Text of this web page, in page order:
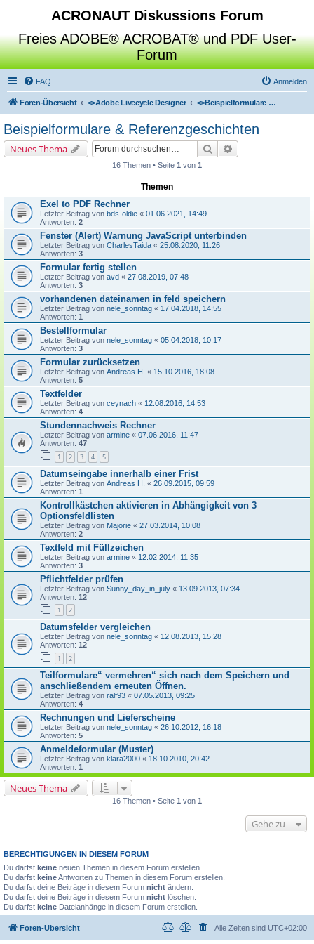
ACRONAUT Diskussions Forum
Freies ADOBE® ACROBAT® und PDF User-
Forum
FAQ Anmelden
Foren-Übersicht <>Adobe Livecycle Designer <>Beispielformulare & Referenzgeschichten
Beispielformulare & Referenzgeschichten
Neues Thema Suche
16 Themen • Seite 1 von 1
Themen
Exel to PDF Rechner
Letzter Beitrag von bds-oldie « 01.06.2021, 14:49
Antworten: 2
Fenster (Alert) Warnung JavaScript unterbinden
Letzter Beitrag von CharlesTaida « 25.08.2020, 11:26
Antworten: 3
Formular fertig stellen
Letzter Beitrag von avd « 27.08.2019, 07:48
Antworten: 3
vorhandenen dateinamen in feld speichern
Letzter Beitrag von nele_sonntag « 17.04.2018, 14:55
Antworten: 1
Bestellformular
Letzter Beitrag von nele_sonntag « 05.04.2018, 10:17
Antworten: 3
Formular zurücksetzen
Letzter Beitrag von Andreas H. « 15.10.2016, 18:08
Antworten: 5
Textfelder
Letzter Beitrag von ceynach « 12.08.2016, 14:53
Antworten: 4
Stundennachweis Rechner
Letzter Beitrag von armine « 07.06.2016, 11:47
Antworten: 47
1 2 3 4 5
Datumseingabe innerhalb einer Frist
Letzter Beitrag von Andreas H. « 26.09.2015, 09:59
Antworten: 1
Kontrollkästchen aktivieren in Abhängigkeit von 3
Optionsfeldlisten
Letzter Beitrag von Majorie « 27.03.2014, 10:08
Antworten: 2
Textfeld mit Füllzeichen
Letzter Beitrag von armine « 12.02.2014, 11:35
Antworten: 3
Pflichtfelder prüfen
Letzter Beitrag von Sunny_day_in_july « 13.09.2013, 07:34
Antworten: 12
1 2
Datumsfelder vergleichen
Letzter Beitrag von nele_sonntag « 12.08.2013, 15:28
Antworten: 12
1 2
Teilformulare“ vermehren“ sich nach dem Speichern und
anschließendem erneuten Öffnen.
Letzter Beitrag von ralf93 « 07.05.2013, 09:25
Antworten: 4
Rechnungen und Lieferscheine
Letzter Beitrag von nele_sonntag « 26.10.2012, 16:18
Antworten: 5
Anmeldeformular (Muster)
Letzter Beitrag von klara2000 « 18.10.2010, 20:42
Antworten: 1
Neues Thema
16 Themen • Seite 1 von 1
Gehe zu
BERECHTIGUNGEN IN DIESEM FORUM
Du darfst keine neuen Themen in diesem Forum erstellen.
Du darfst keineAntworten zu Themen in diesem Forum erstellen.
Du darfst deine Beiträge in diesem Forum nicht ändern.
Du darfst deine Beiträge in diesem Forum nicht löschen.
Du darfst keine Dateianhänge in diesem Forum erstellen.
Foren-Übersicht Alle Zeiten sind UTC+02:00